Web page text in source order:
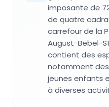
imposante de
de quatre
carrefour de la
August-Bebel-
contient des
notamment
jeunes enfants
à diverses